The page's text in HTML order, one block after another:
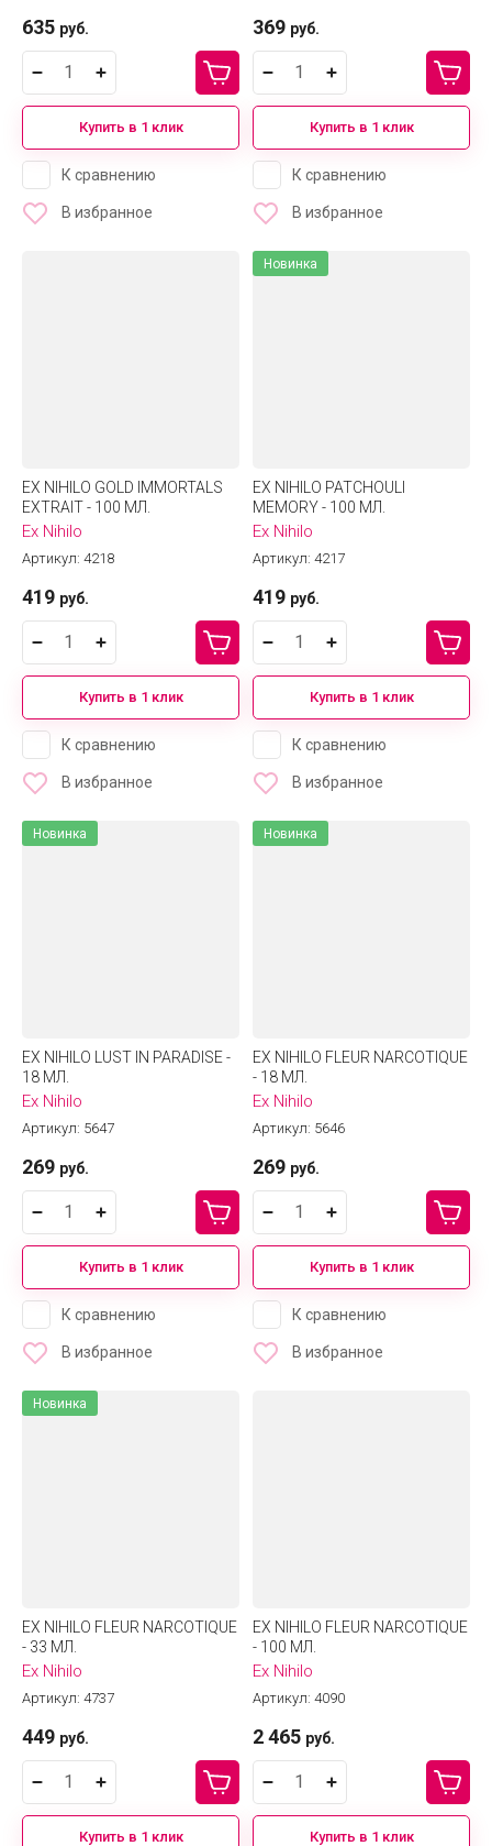
635 руб.
Купить в 1 клик
К сравнению
В избранное
369 руб.
Купить в 1 клик
К сравнению
В избранное
EX NIHILO GOLD IMMORTALS
EXTRAIT - 100 МЛ.
Ex Nihilo
Артикул: 4218
419 руб.
Купить в 1 клик
К сравнению
В избранное
Новинка
EX NIHILO PATCHOULI
MEMORY - 100 МЛ.
Ex Nihilo
Артикул: 4217
419 руб.
Купить в 1 клик
К сравнению
В избранное
Новинка
EX NIHILO LUST IN PARADISE -
18 МЛ.
Ex Nihilo
Артикул: 5647
269 руб.
Купить в 1 клик
К сравнению
В избранное
Новинка
EX NIHILO FLEUR NARCOTIQUE
- 18 МЛ.
Ex Nihilo
Артикул: 5646
269 руб.
Купить в 1 клик
К сравнению
В избранное
Новинка
EX NIHILO FLEUR NARCOTIQUE
- 33 МЛ.
Ex Nihilo
Артикул: 4737
449 руб.
Купить в 1 клик
EX NIHILO FLEUR NARCOTIQUE
- 100 МЛ.
Ex Nihilo
Артикул: 4090
2 465 руб.
Купить в 1 клик